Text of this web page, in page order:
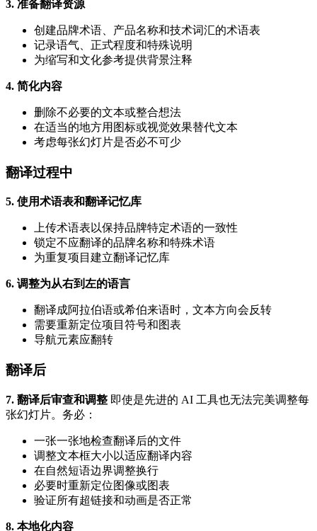
3. 准备翻译资源
创建品牌术语、产品名称和技术词汇的术语表
记录语气、正式程度和特殊说明
为缩写和文化参考提供背景注释
4. 简化内容
删除不必要的文本或整合想法
在适当的地方用图标或视觉效果替代文本
考虑每张幻灯片是否必不可少
翻译过程中
5. 使用术语表和翻译记忆库
上传术语表以保持品牌特定术语的一致性
锁定不应翻译的品牌名称和特殊术语
为重复项目建立翻译记忆库
6. 调整为从右到左的语言
翻译成阿拉伯语或希伯来语时，文本方向会反转
需要重新定位项目符号和图表
导航元素应翻转
翻译后
7. 翻译后审查和调整 即使是先进的 AI 工具也无法完美调整每
张幻灯片。务必：
一张一张地检查翻译后的文件
调整文本框大小以适应翻译内容
在自然短语边界调整换行
必要时重新定位图像或图表
验证所有超链接和动画是否正常
8. 本地化内容